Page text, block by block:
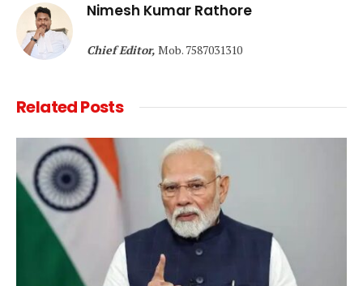
Nimesh Kumar Rathore
Chief Editor, Mob. 7587031310
RelatedPosts